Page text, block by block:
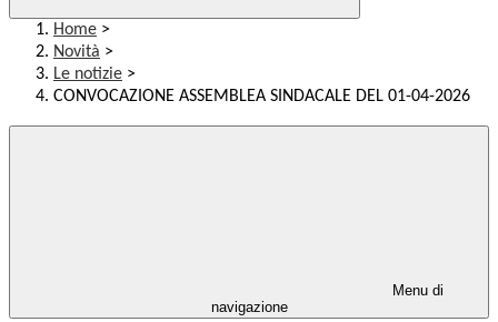
Home >
Novità >
Le notizie >
CONVOCAZIONE ASSEMBLEA SINDACALE DEL 01-04-2026
Menu di
navigazione